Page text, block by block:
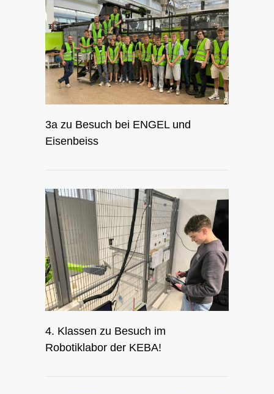
3a zu Besuch bei ENGEL und
Eisenbeiss
4. Klassen zu Besuch im
Robotiklabor der KEBA!